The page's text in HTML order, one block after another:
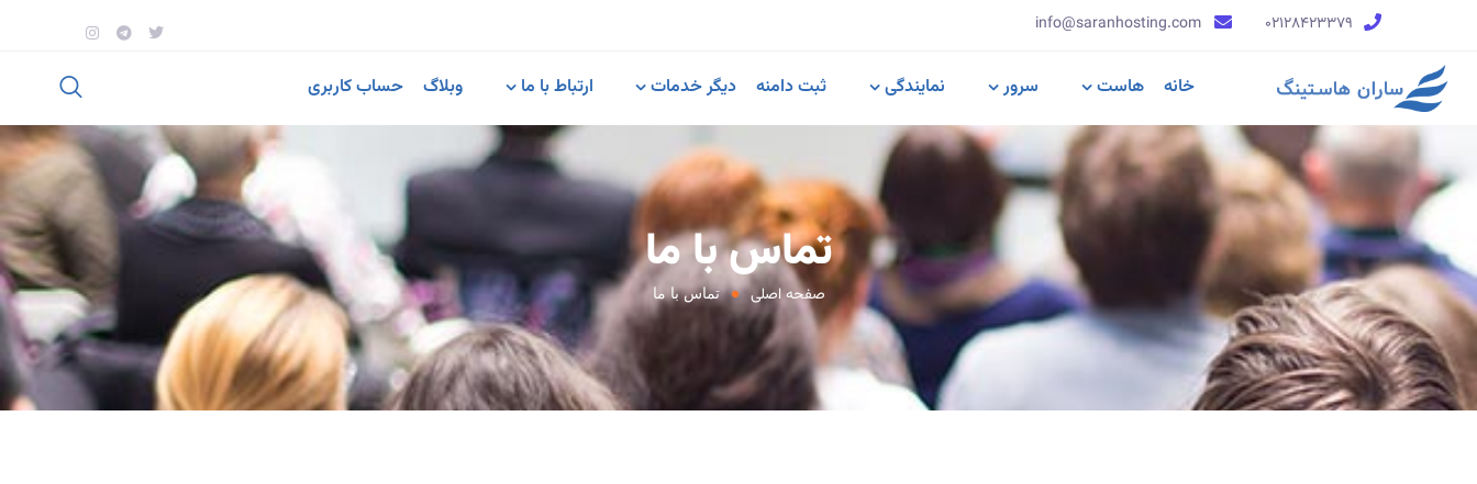
۰۲۱۲۸۴۲۳۳۷۹ info@saranhosting.com
خانه هاست سرور نمایندگی ثبت دامنه دیگر خدمات ارتباط با ما وبلاگ حساب کاربری
تماس با ما
صفحه اصلی تماس با ما